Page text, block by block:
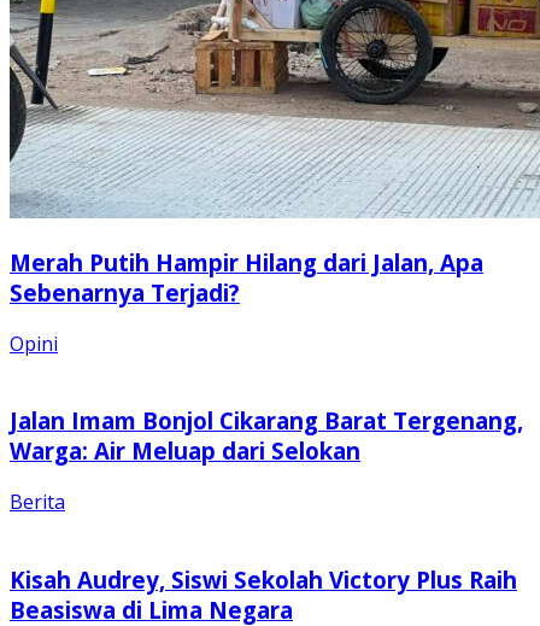
Merah Putih Hampir Hilang dari Jalan, Apa
Sebenarnya Terjadi?
Opini
Jalan Imam Bonjol Cikarang Barat Tergenang,
Warga: Air Meluap dari Selokan
Berita
Kisah Audrey, Siswi Sekolah Victory Plus Raih
Beasiswa di Lima Negara